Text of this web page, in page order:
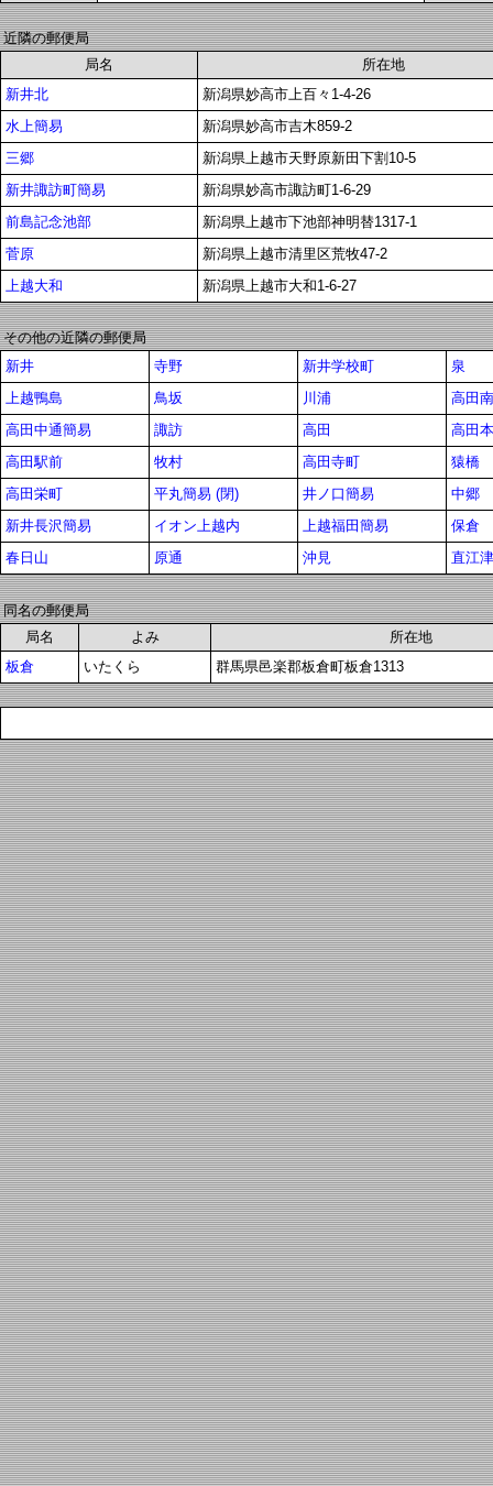
近隣の郵便局
局名
所在地
新井北
新潟県妙高市上百々1-4-26
水上簡易
新潟県妙高市吉木859-2
三郷
新潟県上越市天野原新田下割10-5
新井諏訪町簡易
新潟県妙高市諏訪町1-6-29
前島記念池部
新潟県上越市下池部神明替1317-1
菅原
新潟県上越市清里区荒牧47-2
上越大和
新潟県上越市大和1-6-27
その他の近隣の郵便局
新井
寺野 新井学校町
泉
上越鴨島
鳥坂 川浦
高田
高田中通簡易
諏訪 高田
高田
高田駅前
牧村 高田寺町
猿橋
高田栄町
平丸簡易 (閉) 井ノ口簡易
中郷
新井長沢簡易
イオン上越内 上越福田簡易
保倉
春日山
原通 沖見 直江
同名の郵便局
局名
よみ
所在地
板倉
いたくら 群馬県邑楽郡板倉町板倉1313